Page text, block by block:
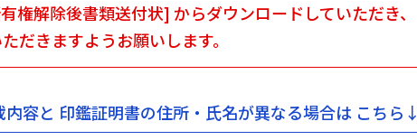
権解除後書類送付状] からダウンロードしていただき、
だきますようお願いします。
容と 印鑑証明書の住所・氏名が異なる場合はこちら↓